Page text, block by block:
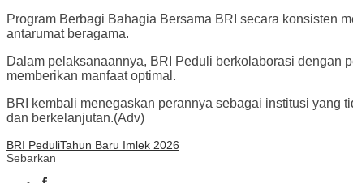
Program Berbagi Bahagia Bersama BRI secara konsisten
antarumat beragama.
Dalam pelaksanaannya, BRI Peduli berkolaborasi dengan
memberikan manfaat optimal.
BRI kembali menegaskan perannya sebagai institusi yang
dan berkelanjutan.(Adv)
BRI PeduliTahun Baru Imlek 2026
Sebarkan